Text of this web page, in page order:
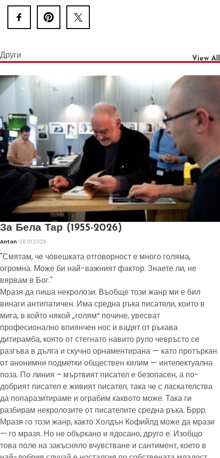
Други View All
За Бела Тар (1955-2026)
Anton 06.01.2026
"Смятам, че човешката отговорност е много голяма,
огромна. Може би най-важният фактор. Знаете ли, не
вярвам в Бог."
Мразя да пиша некролози. Въобще този жанр ми е бил
винаги антипатичен. Има средна ръка писатели, които в
мига, в който някой „голям“ почине, увесват
професионално впиянчен нос и вадят от ръкава
дитирамба, която от стегнато навито руло чевръсто се
разгъва в дълга и скучно орнаментирана — като протъркан
от анонимни подметки обществен килим — интелектуална
поза. По линия – мъртвият писател е безопасен, а по-
добрият писател е живият писател, така че с ласкателства
да попаразитираме и ограбим каквото може. Така ги
разбирам некролозите от писателите средна ръка. Бррр.
Мразя го този жанр, както Холдън Кофийлд може да мрази
— го мразя. Но не объркано и ядосано, друго е. Изобщо
това поле на закъсняло вчувстване и сантимент, което в